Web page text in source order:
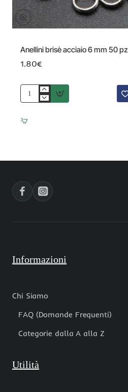
Anellini brisè acciaio 6 mm 50 pz
1.80€
Anellini
acciaio
6
Informazioni
Chi Siamo
FAQ (Domande Frequenti)
Categorie dalla A alla Z
Utilità